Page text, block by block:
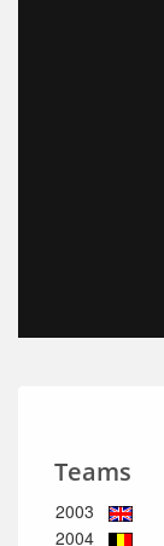
Teams
2003
2004